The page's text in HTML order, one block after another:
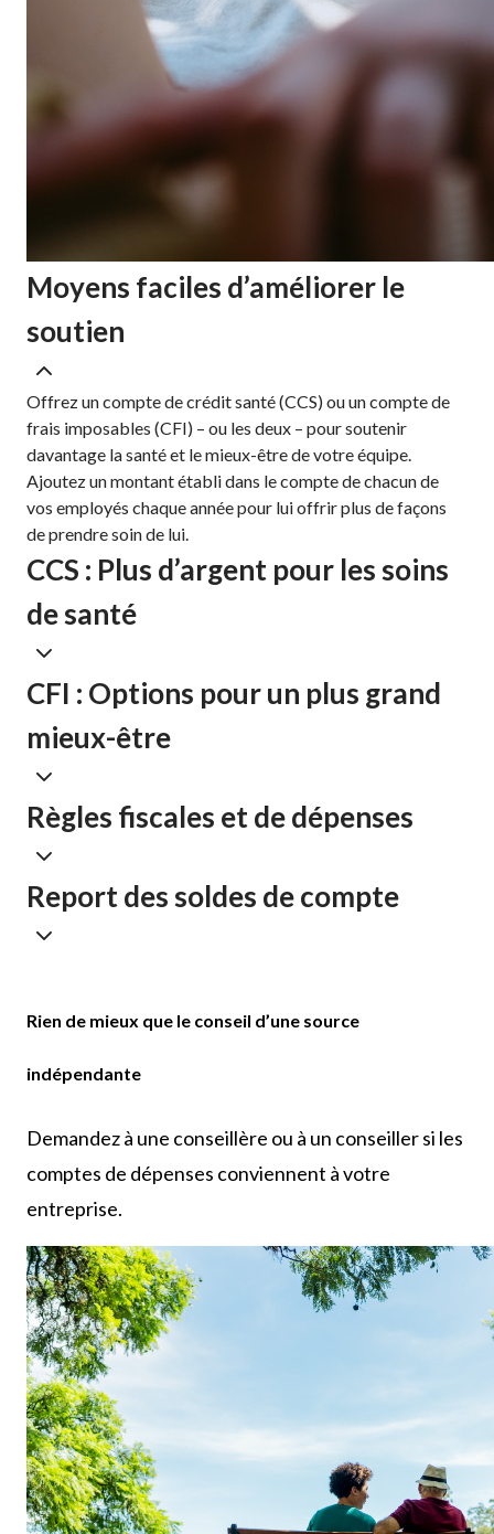
Moyens faciles d’améliorer le
soutien
Offrez un compte de crédit santé (CCS) ou un compte de
frais imposables (CFI) – ou les deux – pour soutenir
davantage la santé et le mieux-être de votre équipe.
Ajoutez un montant établi dans le compte de chacun de
vos employés chaque année pour lui offrir plus de façons
de prendre soin de lui.
CCS : Plus d’argent pour les soins
de santé
CFI : Options pour un plus grand
mieux-être
Règles fiscales et de dépenses
Report des soldes de compte
Rien de mieux que le conseil d’une source
indépendante
Demandez à une conseillère ou à un conseiller si les
comptes de dépenses conviennent à votre
entreprise.